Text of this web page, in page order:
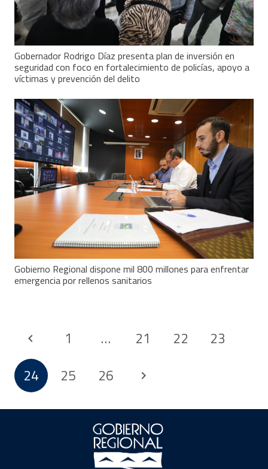
Gobernador Rodrigo Díaz presenta plan de inversión en
seguridad con foco en fortalecimiento de policías, apoyo a
víctimas y prevención del delito
Gobierno Regional dispone mil 800 millones para enfrentar
emergencia por rellenos sanitarios
1 … 21 22
23
24
25 26